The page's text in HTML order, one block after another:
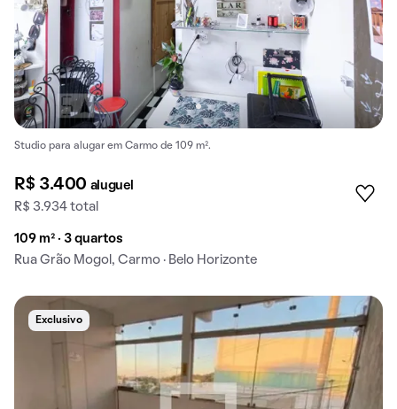
Studio para alugar em Carmo de 109 m².
R$ 3.400 aluguel
R$ 3.934 total
109 m² · 3 quartos
Rua Grão Mogol, Carmo · Belo Horizonte
Exclusivo